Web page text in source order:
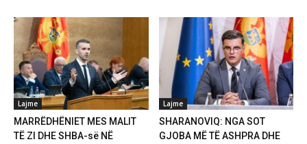
Lajme
MARRËDHËNIET MES MALIT
TË ZI DHE SHBA-së NË
Lajme
SHARANOVIQ: NGA SOT
GJOBA MË TË ASHPRA DHE